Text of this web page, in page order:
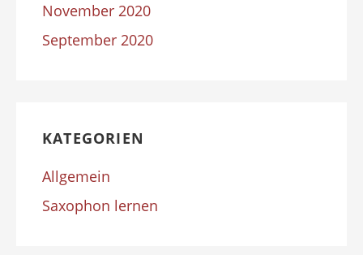
November 2020
September 2020
KATEGORIEN
Allgemein
Saxophon lernen